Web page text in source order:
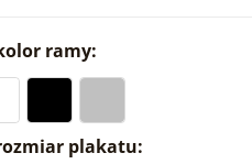
ramy:
plakatu: